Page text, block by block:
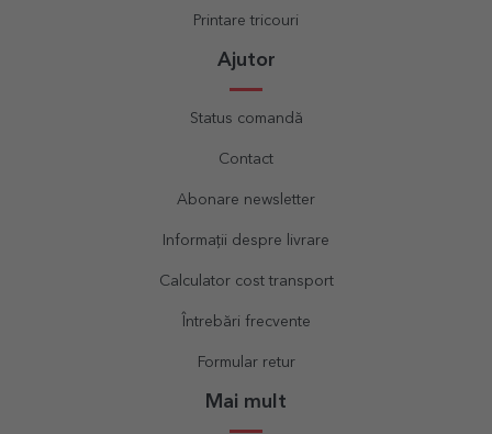
Printare tricouri
Ajutor
Status comandă
Contact
Abonare newsletter
Informații despre livrare
Calculator cost transport
Întrebări frecvente
Formular retur
Mai mult